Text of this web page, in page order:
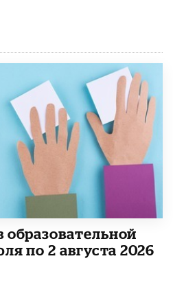
по 2 августа 2026